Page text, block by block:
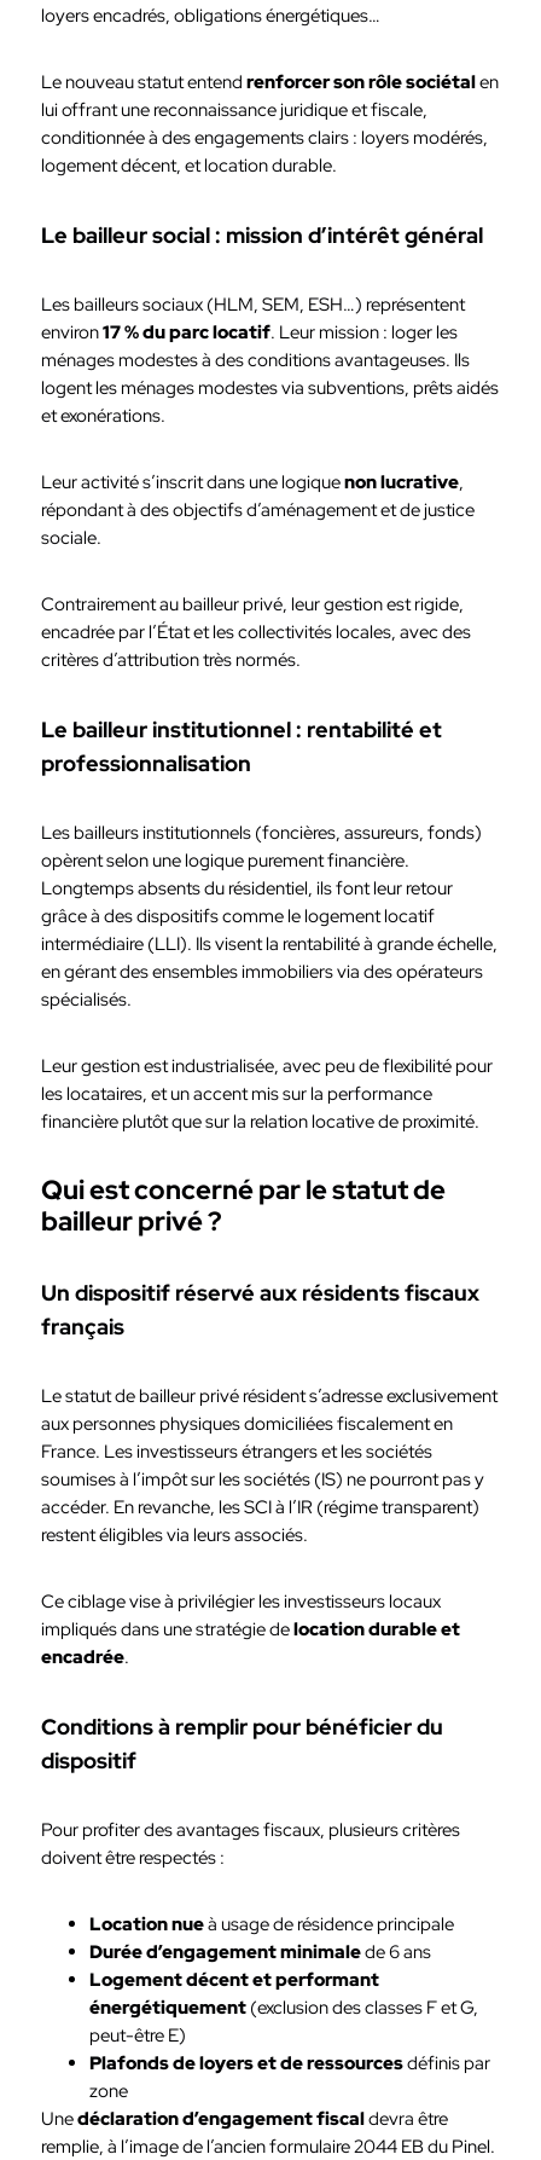
loyers encadrés, obligations énergétiques…
Le nouveau statut entend renforcer son rôle sociétalen
lui offrant une reconnaissance juridique et fiscale,
conditionnée à des engagements clairs : loyers modérés,
logement décent, et location durable.
Le bailleur social : mission d’intérêt général
Les bailleurs sociaux (HLM, SEM, ESH…) représentent
environ17 % du parc locatif. Leur mission : loger les
ménages modestes à des conditions avantageuses. Ils
logent les ménages modestes via subventions, prêts aidés
et exonérations.
Leur activité s’inscrit dans une logiquenon lucrative,
répondant à des objectifs d’aménagement et de justice
sociale.
Contrairement au bailleur privé, leur gestion est rigide,
encadrée par l’État et les collectivités locales, avec des
critères d’attribution très normés.
Le bailleur institutionnel : rentabilité et
professionnalisation
Les bailleurs institutionnels (foncières, assureurs, fonds)
opèrent selon une logique purement financière.
Longtemps absents du résidentiel, ils font leur retour
grâce à des dispositifs comme le logement locatif
intermédiaire (LLI). Ils visent la rentabilité à grande échelle,
en gérant des ensembles immobiliers via des opérateurs
spécialisés.
Leur gestion est industrialisée, avec peu de flexibilité pour
les locataires, et un accent mis sur la performance
financière plutôt que sur la relation locative de proximité.
Qui est concerné par le statut de
bailleur privé ?
Un dispositif réservé aux résidents fiscaux
français
Le statut de bailleur privé résident s’adresse exclusivement
aux personnes physiques domiciliées fiscalement en
France. Les investisseurs étrangers et les sociétés
soumises à l’impôt sur les sociétés (IS) ne pourront pas y
accéder. En revanche, les SCI à l’IR (régime transparent)
restent éligibles via leurs associés.
Ce ciblage vise à privilégier les investisseurs locaux
impliqués dans une stratégie delocation durable et
encadrée.
Conditions à remplir pour bénéficier du
dispositif
Pour profiter des avantages fiscaux, plusieurs critères
doivent être respectés :
Location nueà usage de résidence principale
Durée d’engagement minimalede 6 ans
Logement décent et performant
énergétiquement(exclusion des classes F et G,
peut-être E)
Plafonds de loyers et de ressourcesdéfinis par
zone
Unedéclaration d’engagement fiscaldevra être
remplie, à l’image de l’ancien formulaire 2044 EB du Pinel.